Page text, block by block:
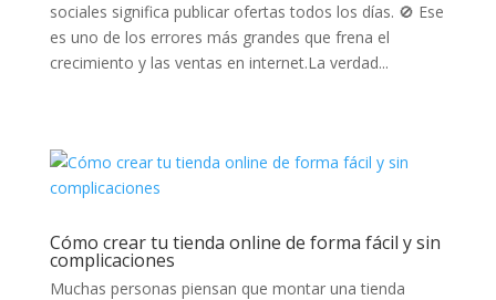
sociales significa publicar ofertas todos los días. 🚫 Ese
es uno de los errores más grandes que frena el
crecimiento y las ventas en internet.La verdad...
Cómo crear tu tienda online de forma fácil y sin
complicaciones
Muchas personas piensan que montar una tienda